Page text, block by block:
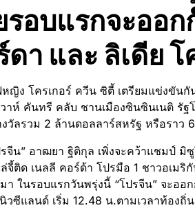
รอบแรกจะออก
ดา และ ลิเดีย โ
ญิง โครเกอร์ ควีน ซิตี้ เตรียมแข่งขัน
าห์ คันทรี คลับ ชานเมืองซินซินเนติ รัฐ
งวัลรวม 2 ล้านดอลลาร์สหรัฐ หรือราว
จีน” อาฒยา ฐิติกุล เพิ่งจะคว้าแชมป์
จี้ติด เนลลี คอร์ด้า โปรมือ 1 ชาวอเม
า ในรอบแรกวันพรุ่งนี้ “โปรจีน” จะออ
วซีแลนด์ เริ่ม 12.48 น.ตามเวลาท้องถิ่